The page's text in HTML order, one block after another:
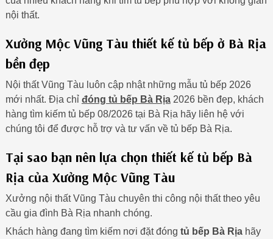
nội thất.
Xưởng Mộc Vũng Tàu thiết kế tủ bếp ở Bà Rịa
bền đẹp
Nội thất Vũng Tàu luôn cập nhật những mẫu tủ bếp 2026
mới nhất. Địa chỉ đóng tủ bếp Bà Rịa2026 bền đẹp, khách
hàng tìm kiếm tủ bếp 08/2026 tại Bà Rịa hãy liên hệ với
chúng tôi để được hỗ trợ và tư vấn về tủ bếp Bà Rịa.
Tại sao bạn nên lựa chọn thiết kế tủ bếp Bà
Rịa của Xưởng Mộc Vũng Tàu
Xưởng nội thất Vũng Tàu chuyên thi công nội thất theo yêu
cầu gia đình Bà Rịa nhanh chóng.
Khách hàng đang tìm kiếm nơi đặt đóng tủ bếp Bà Rịahãy